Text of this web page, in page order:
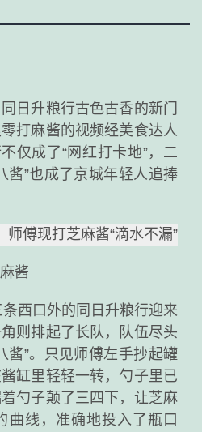
日升粮行古色古香的新门
打麻酱的视频经美食达人
仅成了“网红打卡地”，二
酱”也成了京城年轻人追捧
酱
西口外的同日升粮行迎来
则排起了长队，队伍尽头
酱”。只见师傅左手抄起罐
缸里轻轻一转，勺子里已
勺子颠了三四下，让芝麻
曲线，准确地投入了瓶口